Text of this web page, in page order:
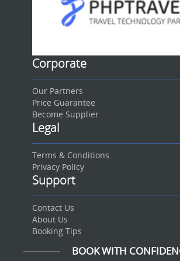
Corporate
Our Partners
Price Guarantee
Become Supplier
Legal
Terms & Conditions
Privacy Policy
Support
Contact Us
About Us
Booking Tips
BOOK WITH